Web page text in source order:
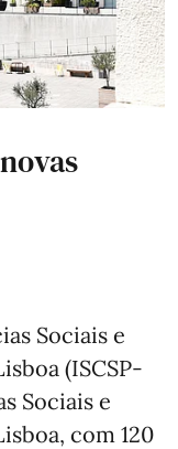
Sociais e
(ISCSP-
Sociais e
com 120